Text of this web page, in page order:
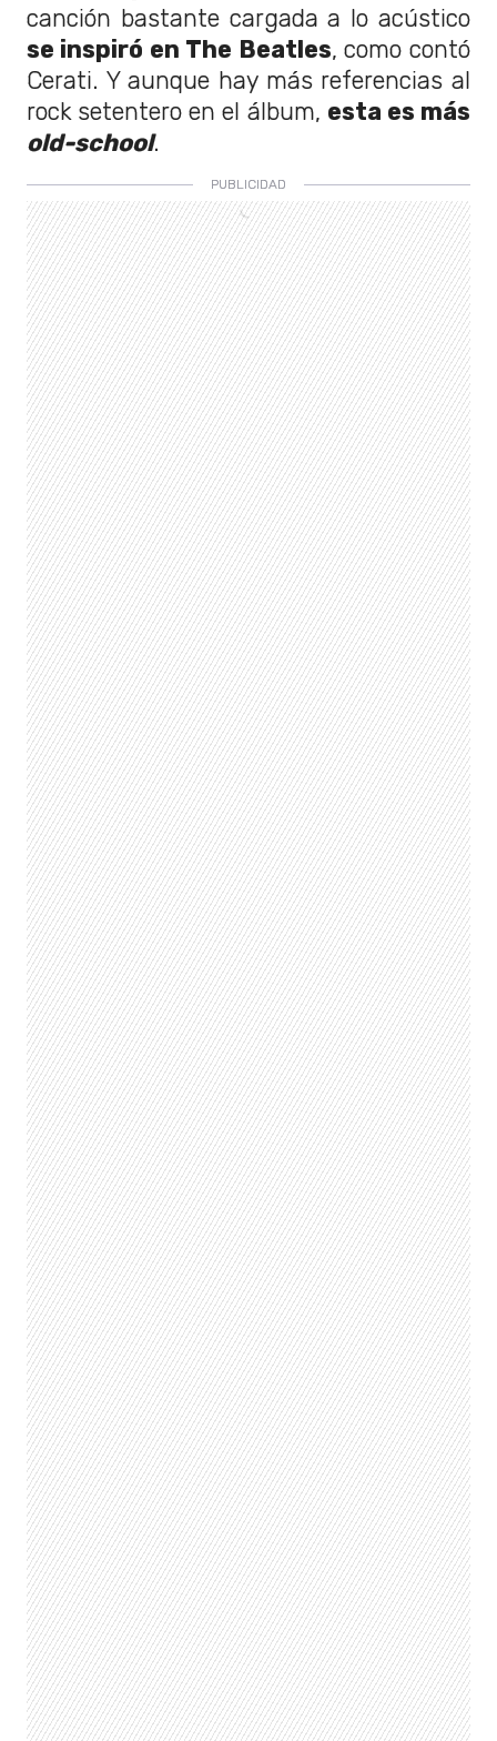
canción bastante cargada a lo acústico
se inspiró en The Beatles, como contó
Cerati. Y aunque hay más referencias al
rock setentero en el álbum, esta es más
old-school.